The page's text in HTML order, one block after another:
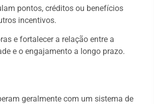
pontos, créditos ou benefícios
incentivos.
e fortalecer a relação entre a
e o engajamento a longo prazo.
geralmente com um sistema de